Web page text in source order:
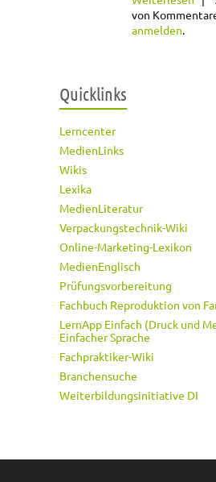
von
anmelden
Quicklinks
Lerncenter
MedienLinks
Wikis
Lexika
MedienLiteratur
Verpackungstechnik-Wiki
Online-Marketing-Lexikon
MedienEnglisch
Prüfungsvorbereitung
Fachbuch Reproduktion von
LernApp Einfach (Druck und
Einfacher Sprache
Fachpraktiker-Wiki
Branchensuche
Weiterbildungsinitiative DI